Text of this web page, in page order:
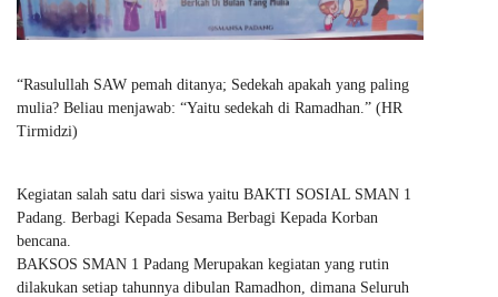
“Rasulullah SAW pemah ditanya; Sedekah apakah yang paling
mulia? Beliau ‎menjawab: “Yaitu sedekah di Ramadhan.” (HR
Tirmidzi)‎
Kegiatan salah satu dari siswa yaitu BAKTI SOSIAL SMAN 1
Padang. Berbagi Kepada Sesama Berbagi Kepada Korban
bencana.
BAKSOS SMAN 1 Padang Merupakan kegiatan yang rutin
dilakukan setiap tahunnya dibulan Ramadhon, dimana Seluruh